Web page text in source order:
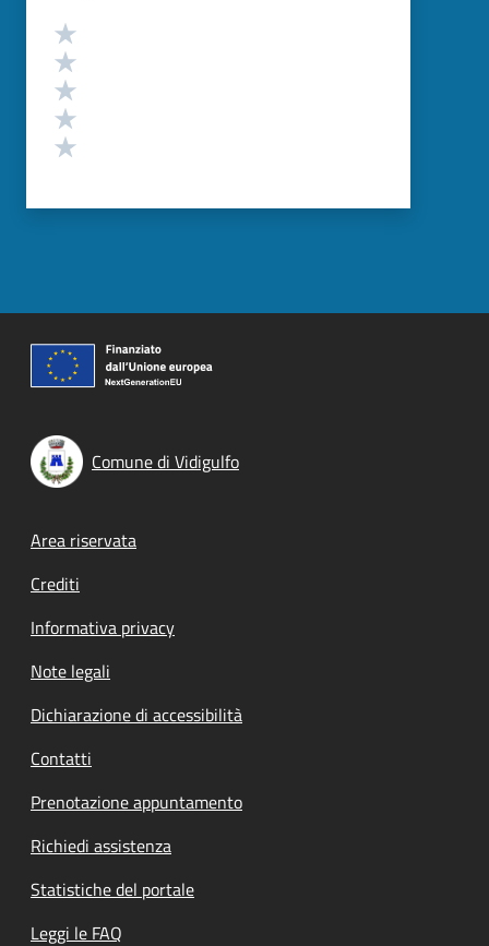
Valutazione
Comune di Vidigulfo
Footer menu
Area riservata
Crediti
Informativa privacy
Note legali
Dichiarazione di accessibilità
Contatti
Prenotazione appuntamento
Richiedi assistenza
Statistiche del portale
Leggi le FAQ